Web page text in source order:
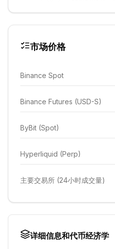
市场价格
Binance Spot
Binance Futures (USD-S)
ByBit (Spot)
Hyperliquid (Perp)
主要交易所 (24小时成交量)
详细信息和代币经济学